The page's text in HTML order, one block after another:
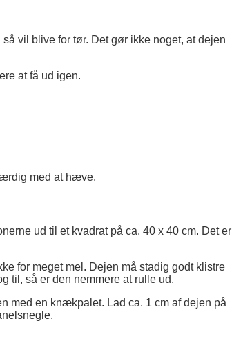
vil blive for tør. Det gør ikke noget, at dejen
at få ud igen.
med at hæve.
ud til et kvadrat på ca. 40 x 40 cm. Det er
for meget mel. Dejen må stadig godt klistre
til, så er den nemmere at rulle ud.
med en knækpalet. Lad ca. 1 cm af dejen på